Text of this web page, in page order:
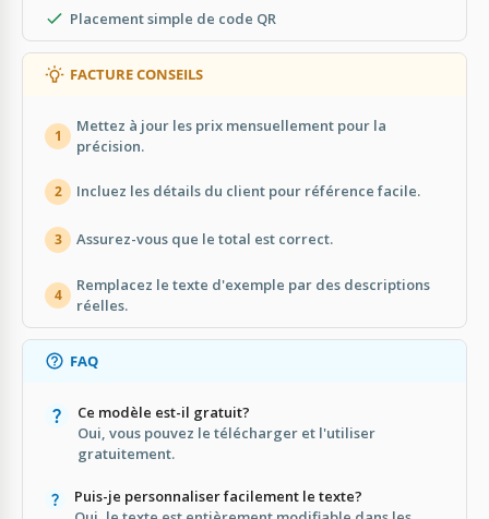
Placement simple de code QR
FACTURE CONSEILS
1
Mettez à jour les prix mensuellement pour la
précision.
2 Incluez les détails du client pour référence facile.
3 Assurez-vous que le total est correct.
4
Remplacez le texte d'exemple par des descriptions
réelles.
FAQ
Ce modèle est-il gratuit?
Oui, vous pouvez le télécharger et l'utiliser
gratuitement.
Puis-je personnaliser facilement le texte?